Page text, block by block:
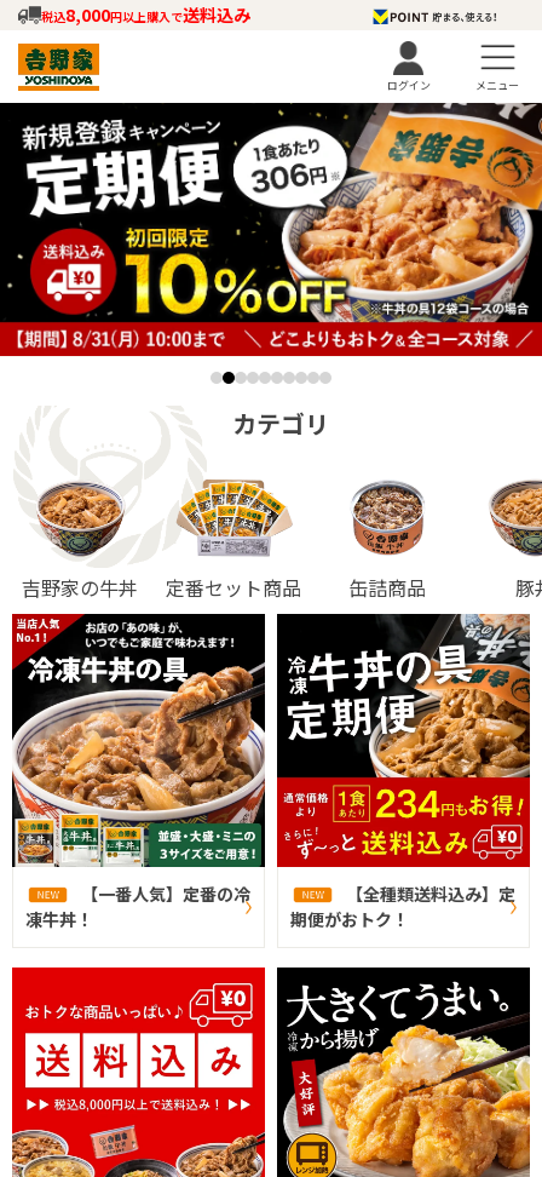
税込8,000円以上購入で送料込み
ログイン メニュー
カテゴリ
吉野家の牛丼 定番セット商品 缶詰商品 豚
【一番人気】定番の冷
凍牛丼！
【全種類送料込み】定
期便がおトク！